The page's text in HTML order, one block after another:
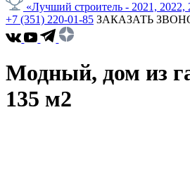
«Лучший строитель - 2021, 2022,
+7 (351) 220-01-85 ЗАКАЗАТЬ
Модный, дом из
135 м2